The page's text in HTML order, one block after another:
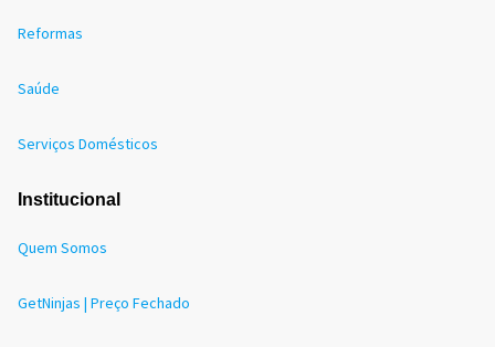
Reformas
Saúde
Serviços Domésticos
Institucional
Quem Somos
GetNinjas | Preço Fechado